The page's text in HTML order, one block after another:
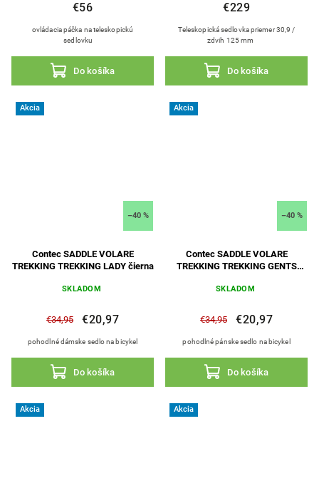
€56
Do košíka
ovládacia páčka na teleskopickú
sedlovku
€229
Do košíka
Teleskopická sedlovka priemer 30,9 /
zdvih 125 mm
Akcia
–40 %
Contec SADDLE VOLARE
TREKKING TREKKING LADY čierna
SKLADOM
€34,95 €20,97
Do košíka
pohodlné dámske sedlo na bicykel
Akcia
–40 %
Contec SADDLE VOLARE
TREKKING TREKKING GENTS
SKLADOM
€34,95 €20,97
Do košíka
pohodlné pánske sedlo na bicykel
Akcia Akcia